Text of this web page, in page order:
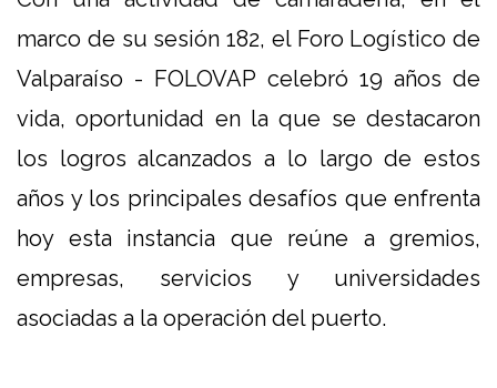
marco de su sesión 182, el Foro Logístico de
Valparaíso - FOLOVAP celebró 19 años de
vida, oportunidad en la que se destacaron
los logros alcanzados a lo largo de estos
años y los principales desafíos que enfrenta
hoy esta instancia que reúne a gremios,
empresas, servicios y universidades
asociadas a la operación del puerto.